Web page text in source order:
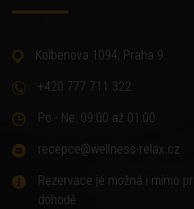
Kolbenova 1094, Praha 9
+420 777 711 322
Po - Ne: 09:00 až 01:00
recepce@wellness-relax.cz
Rezervace je možná i mimo
dohodě